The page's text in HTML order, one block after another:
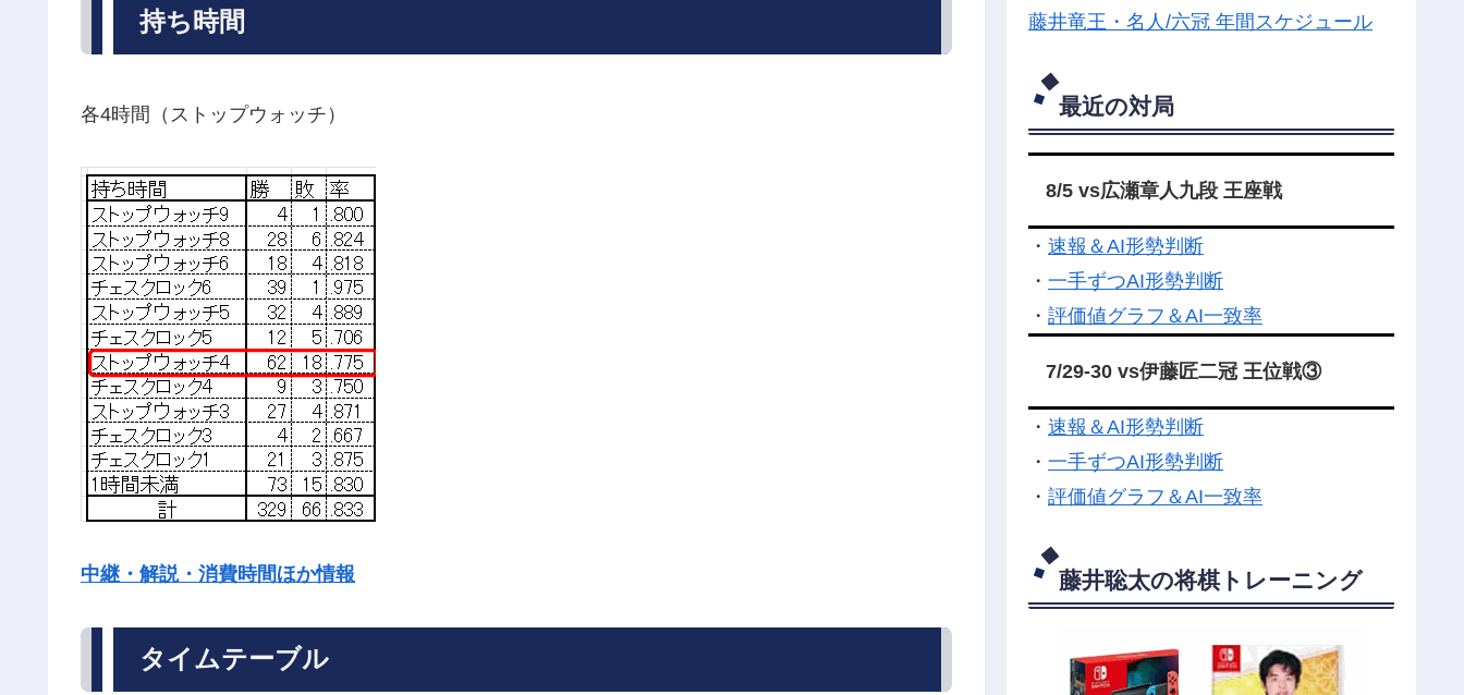
持ち時間
各4時間（ストップウォッチ）
中継・解説・消費時間ほか情報
タイムテーブル
藤井竜王・名人/六冠 年間スケジュール
最近の対局
8/5 vs広瀬章人九段 王座戦
・ 速報＆AI形勢判断
・ 一手ずつAI形勢判断
・ 評価値グラフ＆AI一致率
7/29-30 vs伊藤匠二冠 王位戦③
・ 速報＆AI形勢判断
・ 一手ずつAI形勢判断
・ 評価値グラフ＆AI一致率
藤井聡太の将棋トレーニング